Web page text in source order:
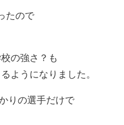
たので
の強さ？も
ようになりました。
りの選手だけで